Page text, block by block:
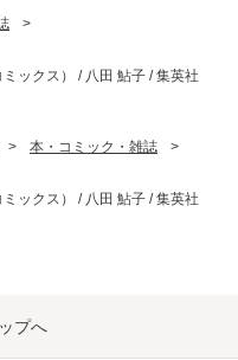
>
ックス） / 八田 鮎子 / 集英社
> 本・コミック・雑誌
>
ックス） / 八田 鮎子 / 集英社
プへ